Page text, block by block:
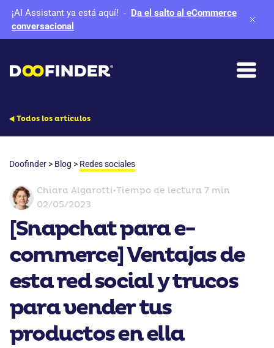
¡AI Assistant ya está aquí! - Da el salto al eCommerce
conversacional
Todos los artículos
Doofinder > Blog > Redes sociales
Chiara Algarotti•Tiempo de lectura 7 min
02/05/2023
[Snapchat para e-
commerce] Ventajas de
esta red social y trucos
para vender tus
productos en ella